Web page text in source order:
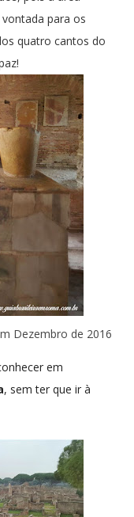
para os
quatro cantos do
Dezembro de 2016
em
, sem ter que ir à